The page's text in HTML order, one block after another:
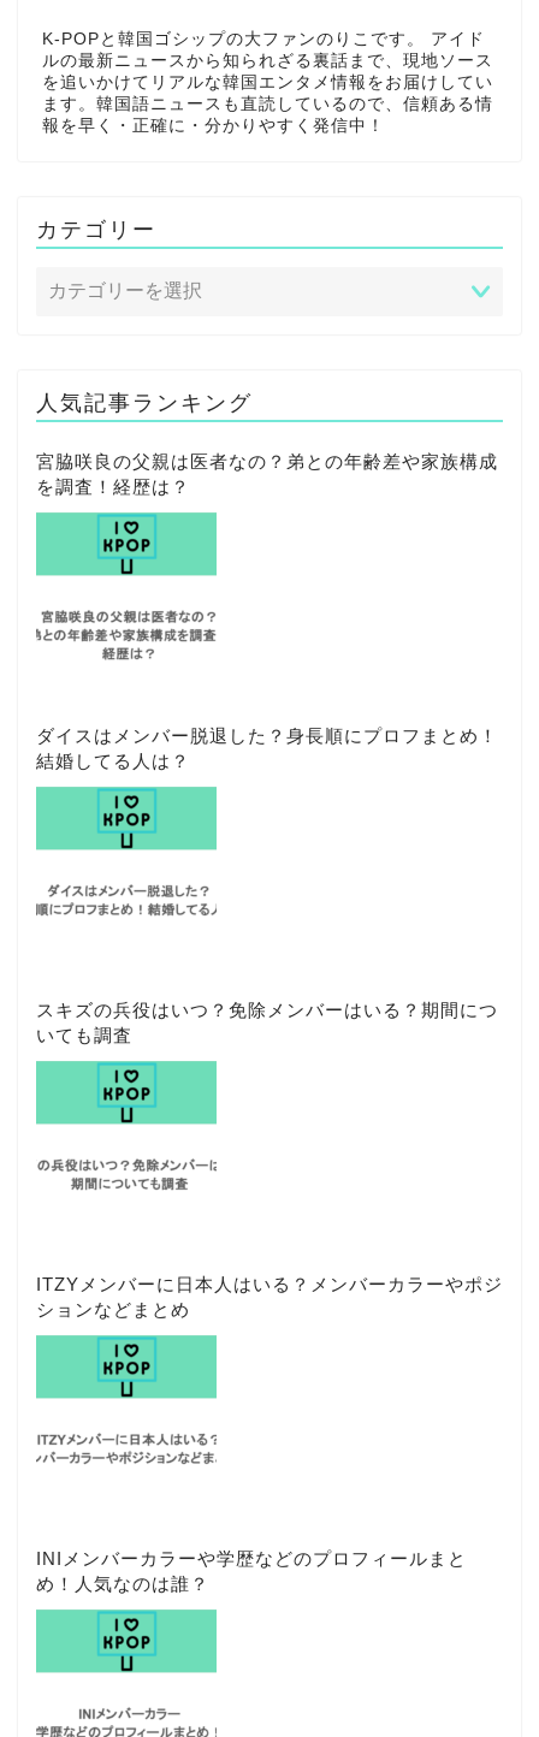
K-POPと韓国ゴシップの大ファンのりこです。 アイド
ルの最新ニュースから知られざる裏話まで、現地ソース
を追いかけてリアルな韓国エンタメ情報をお届けしてい
ます。韓国語ニュースも直読しているので、信頼ある情
報を早く・正確に・分かりやすく発信中！
カテゴリー
人気記事ランキング
宮脇咲良の父親は医者なの？弟との年齢差や家族構成
を調査！経歴は？
ダイスはメンバー脱退した？身長順にプロフまとめ！
結婚してる人は？
スキズの兵役はいつ？免除メンバーはいる？期間につ
いても調査
ITZYメンバーに日本人はいる？メンバーカラーやポジ
ションなどまとめ
INIメンバーカラーや学歴などのプロフィールまと
め！人気なのは誰？